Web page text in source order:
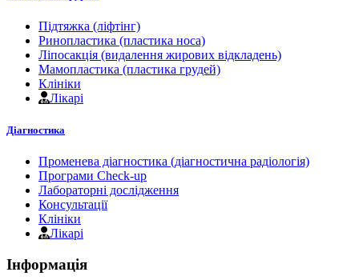
Підтяжка (ліфтінг)
Ринопластика (пластика носа)
Ліпосакція (видалення жирових відкладень)
Мамопластика (пластика грудей)
Клініки
Лікарі
Діагностика
Променева діагностика (діагностична радіологія)
Програми Check-up
Лабораторні дослідження
Консультації
Клініки
Лікарі
Інформація